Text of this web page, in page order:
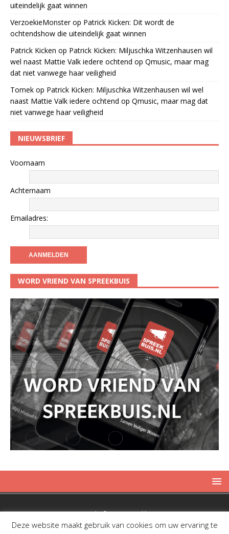
uiteindelijk gaat winnen
VerzoekieMonsterop Patrick Kicken: Dit wordt de
ochtendshow die uiteindelijk gaat winnen
Patrick Kicken op Patrick Kicken: Miljuschka Witzenhausen wil
wel naast Mattie Valk iedere ochtend op Qmusic, maar mag
dat niet vanwege haar veiligheid
Tomek op Patrick Kicken: Miljuschka Witzenhausen wil wel
naast Mattie Valk iedere ochtend op Qmusic, maar mag dat
niet vanwege haar veiligheid
NIEUWSBRIEF
Voornaam
Achternaam
Emailadres:
WORD VRIEND VAN SPREEKBUIS
Copyright © 2019 Spreekbuis
Deze website maakt gebruik van cookies om uw ervaring te